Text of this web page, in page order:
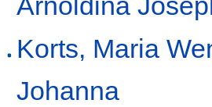
Korts, Maria
Johanna